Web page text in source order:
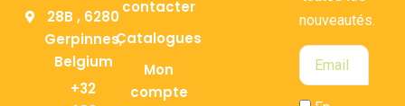
28B , 6280
Gerpinnes,
Belgium
+32
contacter
Catalogues
Mon
compte
nouveautés.